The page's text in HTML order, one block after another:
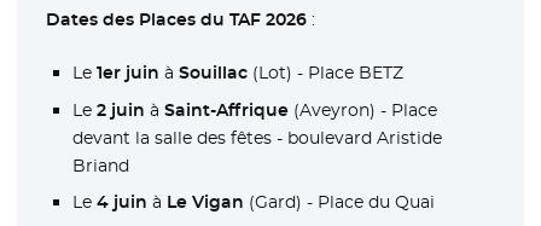
Dates des Places du TAF 2026 :
Le 1er juin à Souillac(Lot) - Place BETZ
Le 2 juin à Saint-Affrique(Aveyron) - Place
devant la salle des fêtes - boulevard Aristide
Briand
Le 4 juin à Le Vigan (Gard) - Place du Quai